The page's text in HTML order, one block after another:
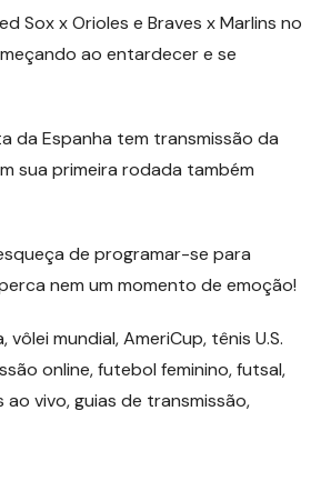
Sox x Orioles e Braves x Marlins no
ao entardecer e se
da Espanha tem transmissão da
sua primeira rodada também
de programar-se para
nem um momento de emoção!
mundial, AmeriCup, tênis U.S.
online, futebol feminino, futsal,
vivo, guias de transmissão,